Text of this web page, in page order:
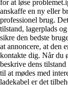
for at løse
anskaffe en ny eller
professionel brug.
tilstand, lagerplads
sikre den bedste
at annoncere, at den
kontakte dig. Når du
beskrive dens
til at mødes med
ladekabel er det